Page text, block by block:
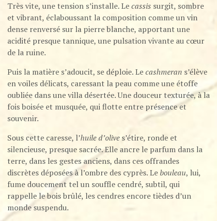
Très vite, une tension s’installe. Lecassis surgit, sombre
et vibrant, éclaboussant la composition comme un vin
dense renversé sur la pierre blanche, apportant une
acidité presque tannique, une pulsation vivante au cœur
de la ruine.
Puis la matière s’adoucit, se déploie. Lecashmeran s’élève
en voiles délicats, caressant la peau comme une étoffe
oubliée dans une villa désertée. Une douceur texturée, à la
fois boisée et musquée, qui flotte entre présence et
souvenir.
Sous cette caresse, l’huile d’olive s’étire, ronde et
silencieuse, presque sacrée. Elle ancre le parfum dans la
terre, dans les gestes anciens, dans ces offrandes
discrètes déposées à l’ombre des cyprès. Lebouleau, lui,
fume doucement tel un souffle cendré, subtil, qui
rappelle le bois brûlé, les cendres encore tièdes d’un
monde suspendu.